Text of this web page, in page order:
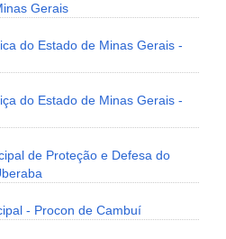
Gerais
do Estado de Minas Gerais -
do Estado de Minas Gerais -
de Proteção e Defesa do
- Procon de Cambuí